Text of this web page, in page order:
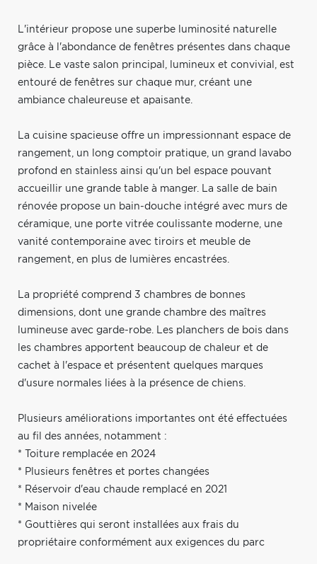
L'intérieur propose une superbe luminosité naturelle
grâce à l'abondance de fenêtres présentes dans chaque
pièce. Le vaste salon principal, lumineux et convivial, est
entouré de fenêtres sur chaque mur, créant une
ambiance chaleureuse et apaisante.
La cuisine spacieuse offre un impressionnant espace de
rangement, un long comptoir pratique, un grand lavabo
profond en stainless ainsi qu'un bel espace pouvant
accueillir une grande table à manger. La salle de bain
rénovée propose un bain-douche intégré avec murs de
céramique, une porte vitrée coulissante moderne, une
vanité contemporaine avec tiroirs et meuble de
rangement, en plus de lumières encastrées.
La propriété comprend 3 chambres de bonnes
dimensions, dont une grande chambre des maîtres
lumineuse avec garde-robe. Les planchers de bois dans
les chambres apportent beaucoup de chaleur et de
cachet à l'espace et présentent quelques marques
d'usure normales liées à la présence de chiens.
Plusieurs améliorations importantes ont été effectuées
au fil des années, notamment :
* Toiture remplacée en 2024
* Plusieurs fenêtres et portes changées
* Réservoir d'eau chaude remplacé en 2021
* Maison nivelée
* Gouttières qui seront installées aux frais du
propriétaire conformément aux exigences du parc